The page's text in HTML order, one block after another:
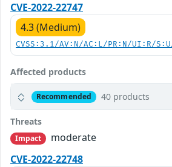
CVE-2022-22747
4.3 (Medium)
CVSS:3.1/AV:N/AC:L/PR:N/UI:R/
Affected products
Recommended 40 products
Threats
Impact
moderate
CVE-2022-22748